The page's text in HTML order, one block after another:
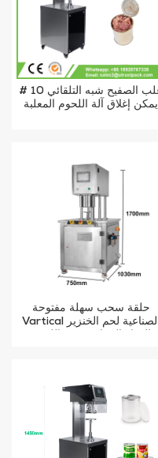
# 10 علب الصفيح شبه التلقائي
يمكن إغلاق آلة اللحوم المعلبة
حلقة سحب سهلة مفتوحة
Vartical الصناعية لحم الخنزير